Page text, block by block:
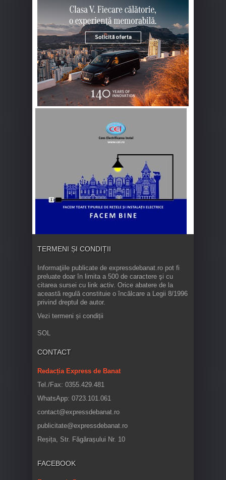
TERMENI ȘI CONDIȚII
Informaţiile publicate de expressdebanat.ro pot fi
preluate doar în limita a 500 de caractere şi cu
citarea sursei cu link activ. Orice abatere de la
această regulă constituie o încălcare a Legii 8/1996
privind dreptul de autor.
Vezi termeni și condiții
SOL
CONTACT
Redacția Express de Banat
Tel./Fax: 0355.429.481
WhatsApp: 0723.101.061
contact@expressdebanat.ro
publicitate@expressdebanat.ro
Reșița, Str. Făgărașului Nr. 10
FACEBOOK